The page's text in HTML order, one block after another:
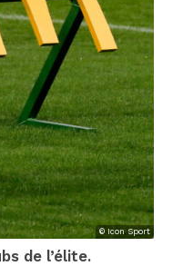
© Icon Sport
de l’élite.